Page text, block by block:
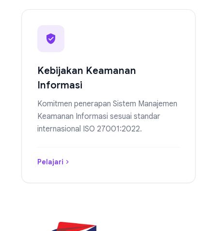
Kebijakan Keamanan
Informasi
Komitmen penerapan Sistem Manajemen
Keamanan Informasi sesuai standar
internasional ISO 27001:2022.
Pelajari